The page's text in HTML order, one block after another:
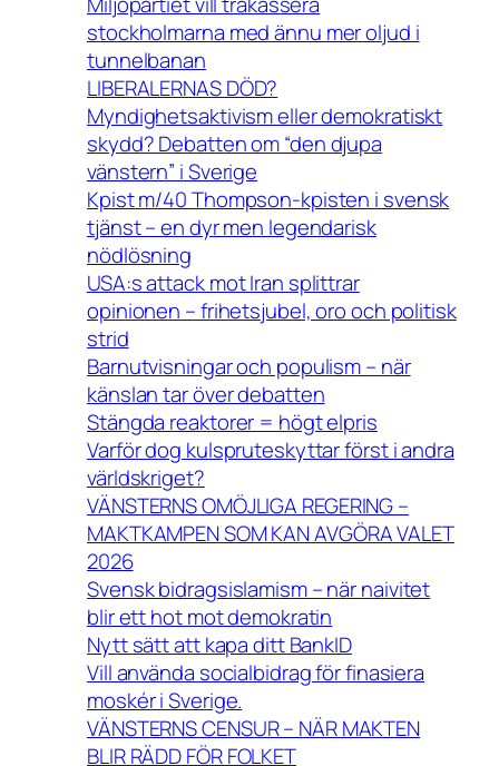
stockholmarna med ännu mer oljud i
tunnelbanan
LIBERALERNAS DÖD?
Myndighetsaktivism eller demokratiskt
skydd? Debatten om “den djupa
vänstern” i Sverige
Kpist m/40 Thompson-kpisten i svensk
tjänst – en dyr men legendarisk
nödlösning
USA:s attack mot Iran splittrar
opinionen – frihetsjubel, oro och politisk
strid
Barnutvisningar och populism – när
känslan tar över debatten
Stängda reaktorer = högt elpris
Varför dog kulspruteskyttar först i andra
världskriget?
VÄNSTERNS OMÖJLIGA REGERING –
MAKTKAMPEN SOM KAN AVGÖRA VALET
2026
Svensk bidragsislamism – när naivitet
blir ett hot mot demokratin
Nytt sätt att kapa ditt BankID
Vill använda socialbidrag för finasiera
moskér i Sverige.
VÄNSTERNS CENSUR – NÄR MAKTEN
BLIR RÄDD FÖR FOLKET